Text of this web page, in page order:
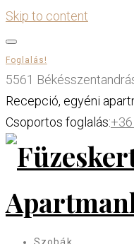
Skip to content
Foglalás!
5561
Recepció, egyéni
Csoportos foglalás: